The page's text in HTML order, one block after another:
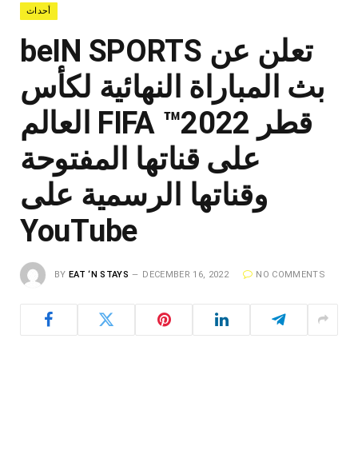
أحداث
beIN SPORTS
بث المباراة النهائية لكأس
FIFA
على قناتها المفتوحة
وقناتها الرسمية على
YouTube
BY EAT ‘N STAYS DECEMBER 16, 2022 NO COMMENTS